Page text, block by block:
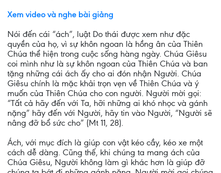
Xem video và nghe bài giảng
Nói đến cái “ách”, luật Do thái được xem như đặc
quyền của họ, vì sự khôn ngoan là hồng ân của Thiên
Chúa thể hiện trong cuộc sống hàng ngày. Chúa Giêsu
coi mình như là sự khôn ngoan của Thiên Chúa và ban
tặng những cái ách ấy cho ai đón nhận Người. Chúa
Giêsu chính là mặc khải trọn vẹn về Thiên Chúa và ý
muốn của Thiên Chúa cho con người. Người mời gọi:
“Tất cả hãy đến với Ta, hỡi những ai khó nhọc và gánh
nặng” hãy đến với Người, hãy tin vào Người, “Người sẽ
nâng đỡ bổ sức cho” (Mt 11, 28).
Ách, với mục đích là giúp con vật kéo cầy, kéo xe một
cách dễ dàng. Cũng thế, khi chúng ta mang ách của
Chúa Giêsu, Người không làm gì khác hơn là giúp đỡ